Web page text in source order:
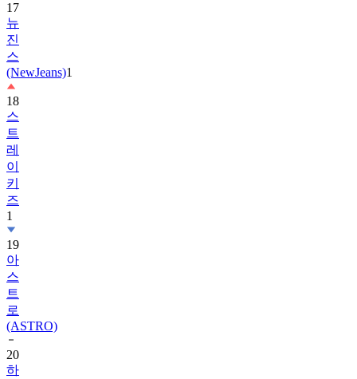
17
뉴
진
스
(NewJeans)1
18
스
트
레
이
키
즈
1
19
아
스
트
로
(ASTRO)
20
하